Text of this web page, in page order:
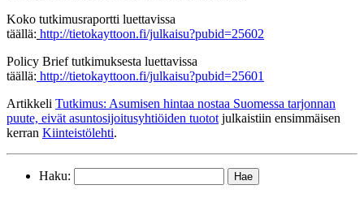
Koko tutkimusraportti luettavissa
täällä: http://tietokayttoon.fi/julkaisu?pubid=25602
Policy Brief tutkimuksesta luettavissa
täällä: http://tietokayttoon.fi/julkaisu?pubid=25601
Artikkeli Tutkimus: Asumisen hintaa nostaa Suomessa tarjonnan
puute, eivät asuntosijoitusyhtiöiden tuotot julkaistiin ensimmäisen
kerran Kiinteistölehti.
Haku: